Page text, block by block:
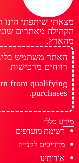
מצאתי שיתפתי הינו
הקהילה מאתרים
מהארץ.
האתר משתמש
רווחים מרכישות
from qualifying
purchases.
מידע כללי
רשימת מועדפים
מדריכים לקנייה
אודותינו